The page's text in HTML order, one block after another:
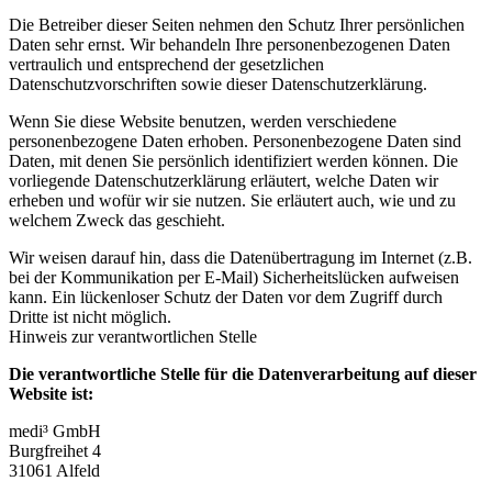
Die Betreiber dieser Seiten nehmen den Schutz Ihrer persönlichen
Daten sehr ernst. Wir behandeln Ihre personenbezogenen Daten
vertraulich und entsprechend der gesetzlichen
Datenschutzvorschriften sowie dieser Datenschutzerklärung.
Wenn Sie diese Website benutzen, werden verschiedene
personenbezogene Daten erhoben. Personenbezogene Daten sind
Daten, mit denen Sie persönlich identifiziert werden können. Die
vorliegende Datenschutzerklärung erläutert, welche Daten wir
erheben und wofür wir sie nutzen. Sie erläutert auch, wie und zu
welchem Zweck das geschieht.
Wir weisen darauf hin, dass die Datenübertragung im Internet (z.B.
bei der Kommunikation per E-Mail) Sicherheitslücken aufweisen
kann. Ein lückenloser Schutz der Daten vor dem Zugriff durch
Dritte ist nicht möglich.
Hinweis zur verantwortlichen Stelle
Die verantwortliche Stelle für die Datenverarbeitung auf dieser
Website ist:
medi³ GmbH
Burgfreihet 4
31061 Alfeld